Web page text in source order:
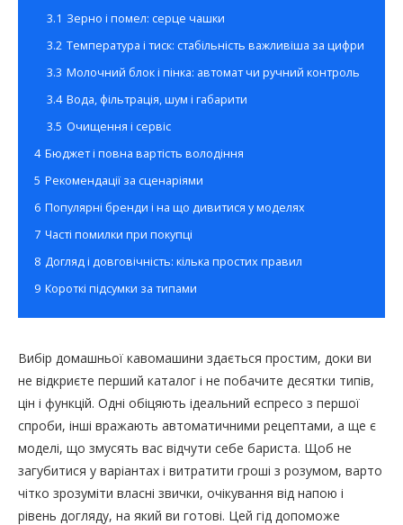
3.1 Зерно і помел: серце чашки
3.2 Температура і тиск: стабільність важливіша за цифри
3.3 Молочний блок і пінка: автомат чи ручний контроль
3.4 Вода, фільтрація, шум і габарити
3.5 Очищення і сервіс
4 Бюджет і повна вартість володіння
5 Рекомендації за сценаріями
6 Популярні бренди і на що дивитися у моделях
7 Часті помилки при покупці
8 Догляд і довговічність: кілька простих правил
9 Короткі підсумки за типами
Вибір домашньої кавомашини здається простим, доки ви
не відкриєте перший каталог і не побачите десятки типів,
цін і функцій. Одні обіцяють ідеальний еспресо з першої
спроби, інші вражають автоматичними рецептами, а ще є
моделі, що змусять вас відчути себе бариста. Щоб не
загубитися у варіантах і витратити гроші з розумом, варто
чітко зрозуміти власні звички, очікування від напою і
рівень догляду, на який ви готові. Цей гід допоможе